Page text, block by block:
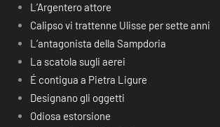
L’Argentero attore
Calipso vi trattenne Ulisse per sette anni
L’antagonista della Sampdoria
La scatola sugli aerei
É contigua a Pietra Ligure
Designano gli oggetti
Odiosa estorsione